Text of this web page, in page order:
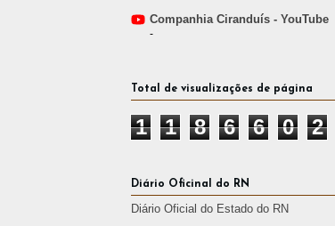
Companhia Ciranduís - YouTube
-
Total de visualizações de página
1 1 8 6 6 0 2
Diário Oficinal do RN
Diário Oficial do Estado do RN